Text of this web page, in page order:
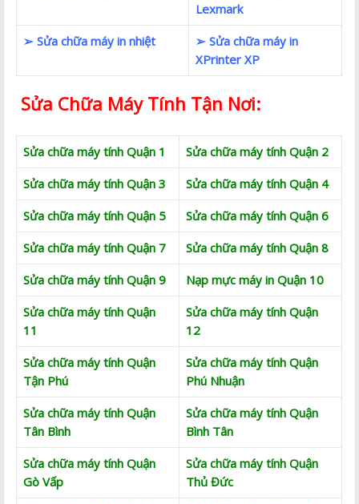
Lexmark
➢ Sửa chữa máy in nhiệt
➢ Sửa chữa máy in
XPrinter XP
Sửa Chữa Máy Tính Tận Nơi:
Sửa chữa máy tính Quận 1
Sửa chữa máy tính Quận 2
Sửa chữa máy tính Quận 3
Sửa chữa máy tính Quận 4
Sửa chữa máy tính Quận 5
Sửa chữa máy tính Quận 6
Sửa chữa máy tính Quận 7
Sửa chữa máy tính Quận 8
Sửa chữa máy tính Quận 9
Nạp mực máy in Quận 10
Sửa chữa máy tính Quận
11
Sửa chữa máy tính Quận
12
Sửa chữa máy tính Quận
Tận Phú
Sửa chữa máy tính Quận
Phú Nhuận
Sửa chữa máy tính Quận
Tân Bình
Sửa chữa máy tính Quận
Bình Tân
Sửa chữa máy tính Quận
Gò Vấp
Sửa chữa máy tính Quận
Thủ Đức